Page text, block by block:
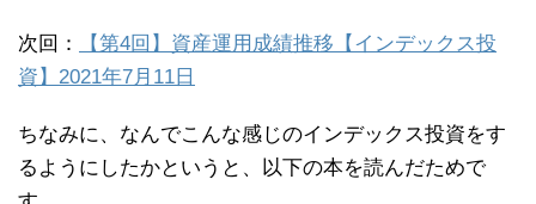
次回：
【第4回】資産運用成績推移【インデックス投
資】2021年7月11日
ちなみに、なんでこんな感じのインデックス投資をす
るようにしたかというと、以下の本を読んだためで